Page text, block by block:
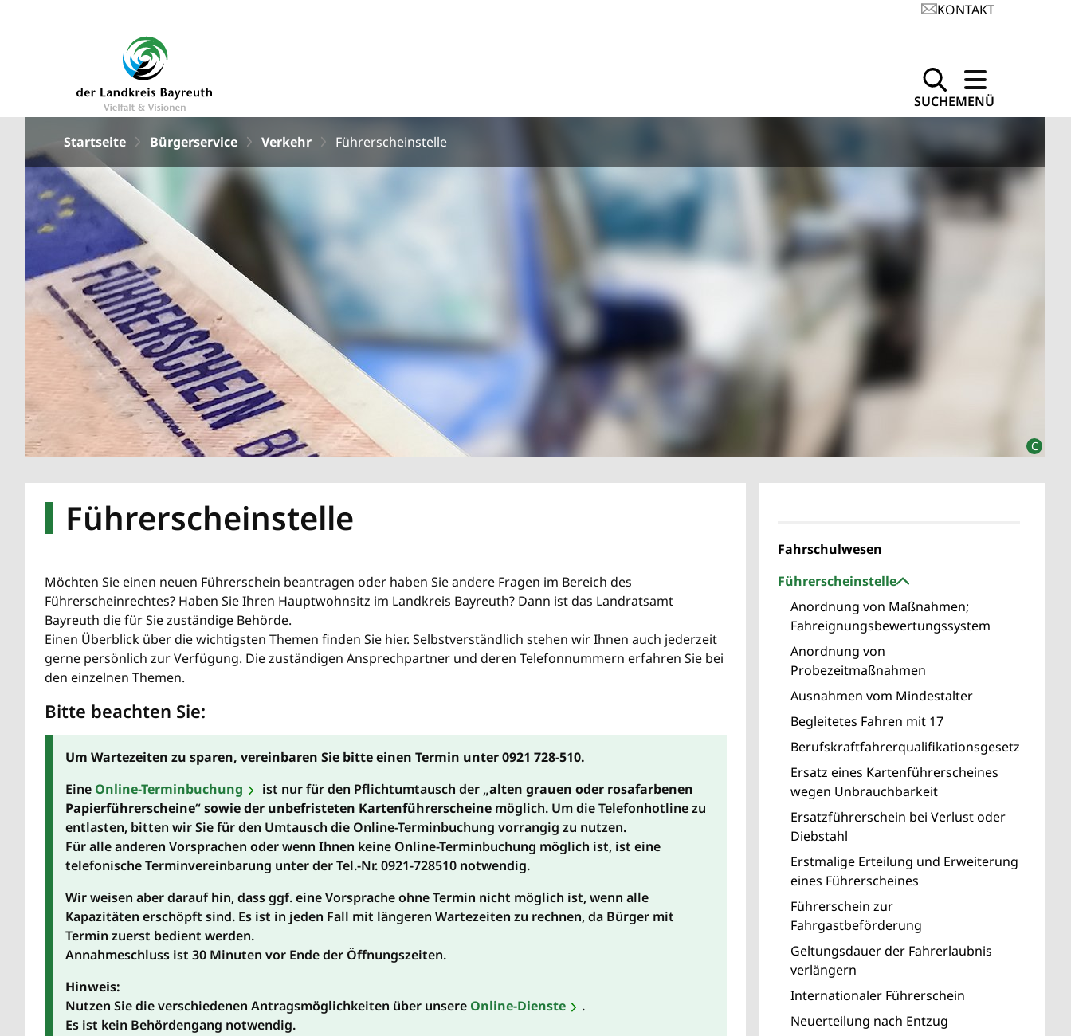
KONTAKT
SUCHEMENÜ
Startseite Bürgerservice Verkehr Führerscheinstelle
Führerscheinstelle
Möchten Sie einen neuen Führerschein beantragen oder haben Sie andere Fragen im Bereich des
Führerscheinrechtes? Haben Sie Ihren Hauptwohnsitz im Landkreis Bayreuth? Dann ist das Landratsamt
Bayreuth die für Sie zuständige Behörde.
Einen Überblick über die wichtigsten Themen finden Sie hier. Selbstverständlich stehen wir Ihnen auch jederzeit
gerne persönlich zur Verfügung. Die zuständigen Ansprechpartner und deren Telefonnummern erfahren Sie bei
den einzelnen Themen.
Bitte beachten Sie:
Um Wartezeiten zu sparen, vereinbaren Sie bitte einen Termin unter 0921 728-510.
Eine Online-Terminbuchung ist nur für den Pflichtumtausch der „alten grauen oder rosafarbenen
Papierführerscheine“sowie der unbefristeten Kartenführerscheine möglich. Um die Telefonhotline zu
entlasten, bitten wir Sie für den Umtausch die Online-Terminbuchung vorrangig zu nutzen.
Für alle anderen Vorsprachen oder wenn Ihnen keine Online-Terminbuchung möglich ist, ist eine
telefonische Terminvereinbarung unter der Tel.-Nr. 0921-728510 notwendig.
Wir weisen aber darauf hin, dass ggf. eine Vorsprache ohne Termin nicht möglich ist, wenn alle
Kapazitäten erschöpft sind. Es ist in jeden Fall mit längeren Wartezeiten zu rechnen, da Bürger mit
Termin zuerst bedient werden.
Annahmeschluss ist 30 Minuten vor Ende der Öffnungszeiten.
Hinweis:
Nutzen Sie die verschiedenen Antragsmöglichkeiten über unsere Online-Dienste
.
Es ist kein Behördengang notwendig.
Fahrschulwesen
Führerscheinstelle
Anordnung von Maßnahmen;
Fahreignungsbewertungssystem
Anordnung von
Probezeitmaßnahmen
Ausnahmen vom Mindestalter
Begleitetes Fahren mit 17
Berufskraftfahrerqualifikationsgesetz
Ersatz eines Kartenführerscheines
wegen Unbrauchbarkeit
Ersatzführerschein bei Verlust oder
Diebstahl
Erstmalige Erteilung und Erweiterung
eines Führerscheines
Führerschein zur
Fahrgastbeförderung
Geltungsdauer der Fahrerlaubnis
verlängern
Internationaler Führerschein
Neuerteilung nach Entzug